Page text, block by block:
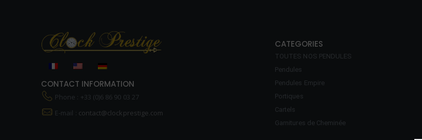
CONTACT INFORMATION
Phone : +33 (0)6 86 90 03 27
E-mail : contact@clockprestige.com
CATEGORIES
TOUTES NOS PENDULES
Pendules
Pendules Empire
Portiques
Cartels
Garnitures de Cheminée